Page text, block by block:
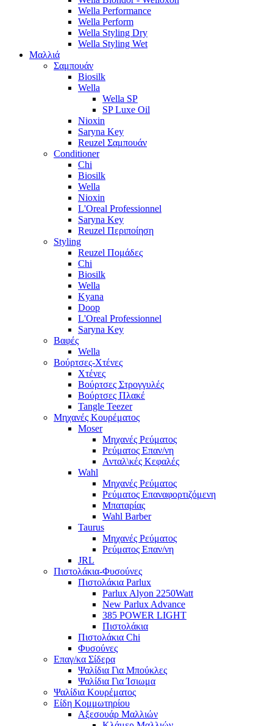
Wella Performance
Wella Perform
Wella Styling Dry
Wella Styling Wet
Μαλλιά
Σαμπουάν
Biosilk
Wella
Wella SP
SP Luxe Oil
Nioxin
Saryna Key
Reuzel Σαμπουάν
Conditioner
Chi
Biosilk
Wella
Nioxin
L'Oreal Professionnel
Saryna Key
Reuzel Περιποίηση
Styling
Reuzel Πομάδες
Chi
Biosilk
Wella
Kyana
Doop
L'Oreal Professionnel
Saryna Key
Βαφές
Wella
Βούρτσες-Χτένες
Χτένες
Βούρτσες Στρογγυλές
Βούρτσες Πλακέ
Tangle Teezer
Μηχανές Κουρέματος
Moser
Μηχανές Ρεύματος
Ρεύματος Επαν/νη
Ανταλ\κές Κεφαλές
Wahl
Μηχανές Ρεύματος
Ρεύματος Επαναφορτιζόμενη
Μπαταρίας
Wahl Barber
Taurus
Μηχανές Ρεύματος
Ρεύματος Επαν/νη
JRL
Πιστολάκια-Φυσούνες
Πιστολάκια Parlux
Parlux Alyon 2250Watt
New Parlux Advance
385 POWER LIGHT
Πιστολάκια
Πιστολάκια Chi
Φυσούνες
Επαγ/κα Σίδερα
Ψαλίδια Για Μπούκλες
Ψαλίδια Για Ίσιωμα
Ψαλίδια Κουρέματος
Είδη Κομμωτηρίου
Αξεσουάρ Μαλλιών